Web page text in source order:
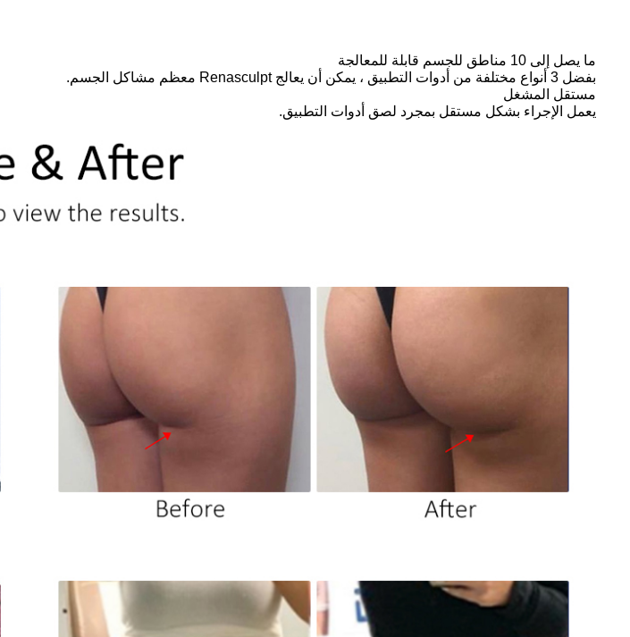
ما يصل إلى 10 مناطق للجسم قابلة للمعالجة
بفضل 3 أنواع مختلفة من أدوات التطبيق ، يمكن أن يعالج Renasculpt معظم مشاكل الجسم.
مستقل المشغل
يعمل الإجراء بشكل مستقل بمجرد لصق أدوات التطبيق.